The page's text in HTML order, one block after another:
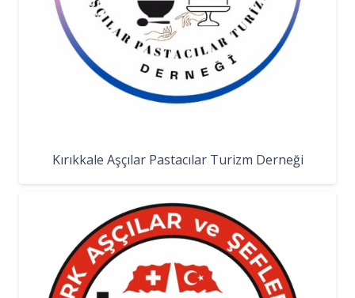
Kırıkkale Aşçılar Pastacılar Turizm Derneği